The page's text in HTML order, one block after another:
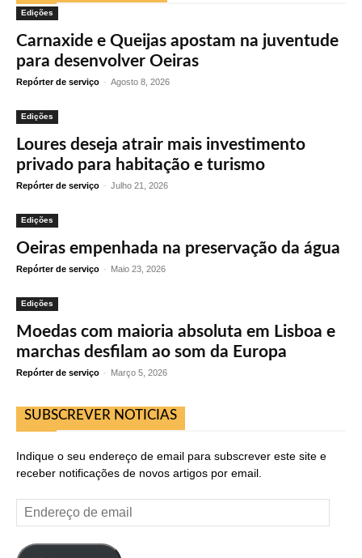
Edições
Carnaxide e Queijas apostam na juventude
para desenvolver Oeiras
Repórter de serviço - Agosto 8, 2026
Edições
Loures deseja atrair mais investimento
privado para habitação e turismo
Repórter de serviço - Julho 21, 2026
Edições
Oeiras empenhada na preservação da água
Repórter de serviço - Maio 23, 2026
Edições
Moedas com maioria absoluta em Lisboa e
marchas desfilam ao som da Europa
Repórter de serviço - Março 5, 2026
SUBSCREVER NOTICIAS
Indique o seu endereço de email para subscrever este site e
receber notificações de novos artigos por email.
Endereço
de